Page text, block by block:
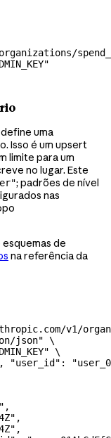
"
define uma
Isso é um upsert
limite para um
no lugar. Este
; padrões de nível
nas
de
na referência da
v1/
json" \
" \
,
,
,